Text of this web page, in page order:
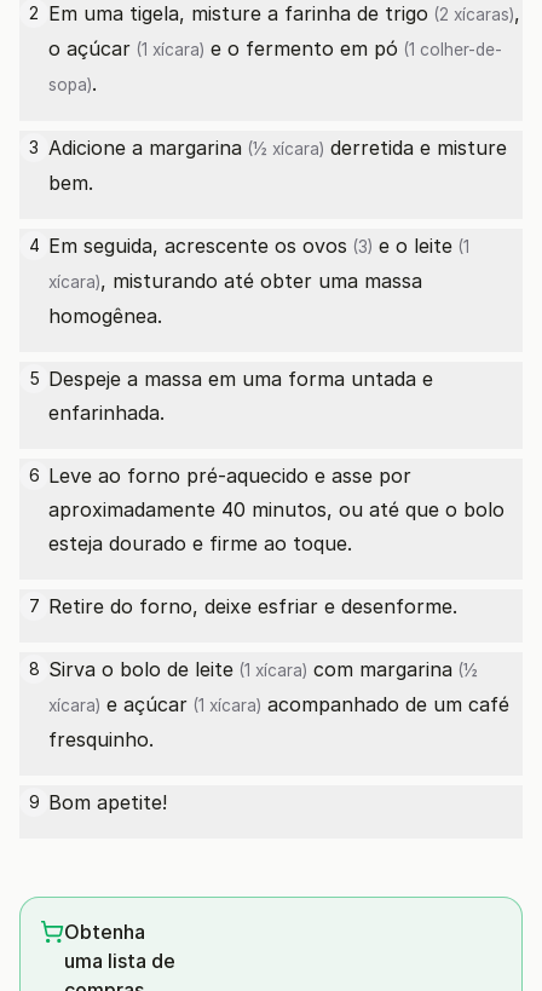
2 Em uma tigela, misture a farinha de trigo (2 xícaras),
o açúcar (1 xícara) e o fermento em pó (1 colher-de-
sopa).
3 Adicione a margarina (½ xícara) derretida e misture
bem.
4 Em seguida, acrescente os ovos (3) e o leite (1
xícara), misturando até obter uma massa
homogênea.
5 Despeje a massa em uma forma untada e
enfarinhada.
6 Leve ao forno pré-aquecido e asse por
aproximadamente 40 minutos, ou até que o bolo
esteja dourado e firme ao toque.
7 Retire do forno, deixe esfriar e desenforme.
8 Sirva o bolo de leite (1 xícara) com margarina (½
xícara) e açúcar (1 xícara) acompanhado de um café
fresquinho.
9 Bom apetite!
Obtenha
uma lista de